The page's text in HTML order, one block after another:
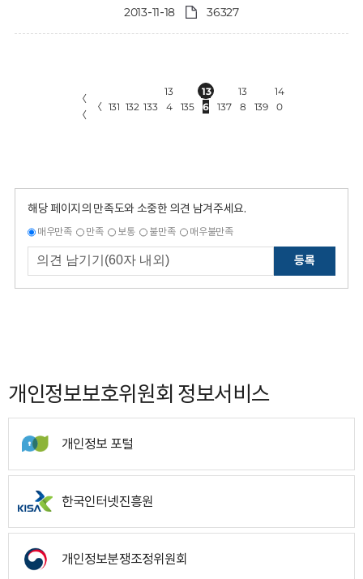
2013-11-18 36327
〈
〈
〈 131 132 133
13
4
135
13
6
137
13
8
139
14
0
해당 페이지의 만족도와 소중한 의견 남겨주세요.
매우만족 만족 보통 불만족 매우불만족
등록
개인정보보호위원회 정보서비스
개인정보 포털
한국인터넷진흥원
개인정보분쟁조정위원회